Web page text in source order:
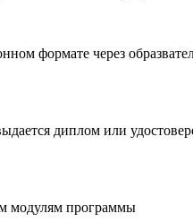
формате через
диплом или
модулям программы